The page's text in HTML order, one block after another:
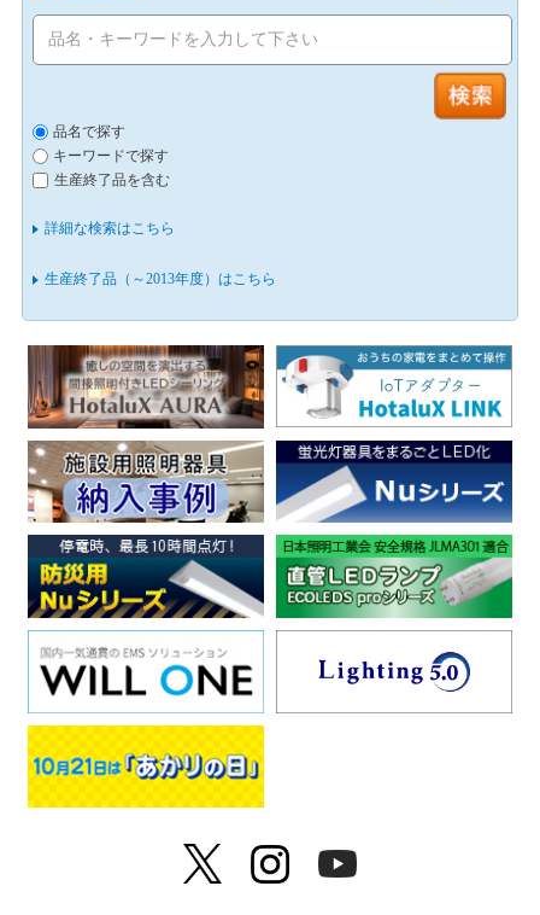
品名で探す
キーワードで探す
生産終了品を含む
詳細な検索はこちら
生産終了品（～2013年度）はこちら